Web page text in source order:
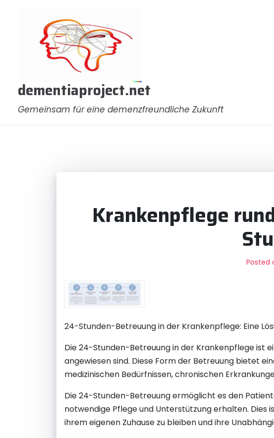
dementiaproject.net
Gemeinsam für eine demenzfreundliche Zukunft
Krankenpflege
Posted
24-Stunden-Betreuung in der Krankenpflege: Eine
Die 24-Stunden-Betreuung in der Krankenpflege ist
angewiesen sind. Diese Form der Betreuung bietet
medizinischen Bedürfnissen, chronischen
Die 24-Stunden-Betreuung ermöglicht es den
notwendige Pflege und Unterstützung erhalten. Dies
ihrem eigenen Zuhause zu bleiben und ihre